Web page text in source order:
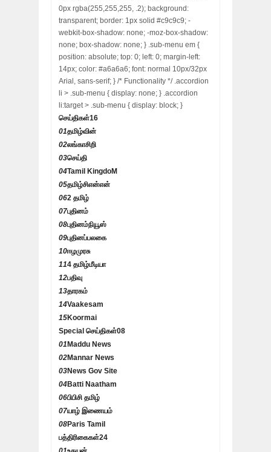
0px rgba(255,255,255, .2); background:
transparent; border: 1px solid #c9c9c9; -
webkit-box-shadow: none; -moz-box-shadow:
none; box-shadow: none; } .sub-menu em {
position: absolute; top: 0; left: 0; margin-left:
14px; color: #a6a6a6; font: normal 10px/32px
Arial, sans-serif; } /* Functionality */ .accordion
li > .sub-menu { display: none; } .accordion
li:target > .sub-menu { display: block; }
செய்திகள்16
01தமிழ்வின்
02லங்காசிறி
03செய்தி
04Tamil KingdoM
05தமிழ்சிஎன்என்
062 தமிழ்
07புதினம்
08புதினம்நியூஸ்
09புதினப்பலகை
10ஈழமுரசு
114 தமிழ்மீடியா
12பதிவு
13தாரகம்
14Vaakesam
15Koormai
Special செய்திகள்08
01 Maddu News
02Mannar News
03News Gov Site
04Batti Naatham
06பிபிசி தமிழ்
07யாழ் இணையம்
08Paris Tamil
பத்திரிகைகள்24